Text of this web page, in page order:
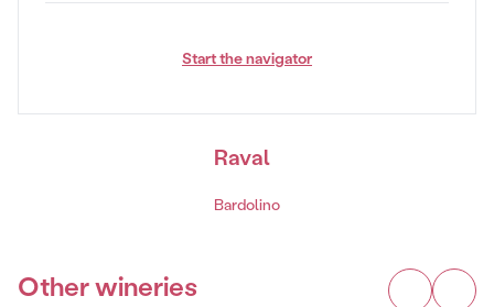
Start the navigator
Raval
Bardolino
Other wineries